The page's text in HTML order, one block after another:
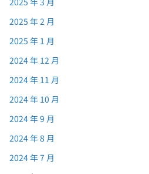
2025 年 2 月
2025 年 1 月
2024 年 12 月
2024 年 11 月
2024 年 10 月
2024 年 9 月
2024 年 8 月
2024 年 7 月